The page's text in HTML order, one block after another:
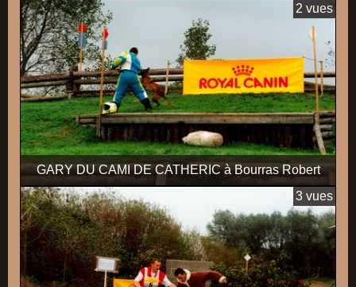
GARY DU CAMI DE CATHERIC à Bourras Robert
2 vues
3 vues